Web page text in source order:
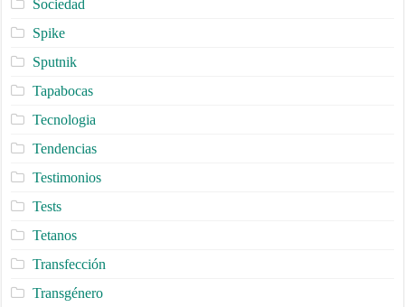
Sociedad
Spike
Sputnik
Tapabocas
Tecnologia
Tendencias
Testimonios
Tests
Tetanos
Transfección
Transgénero